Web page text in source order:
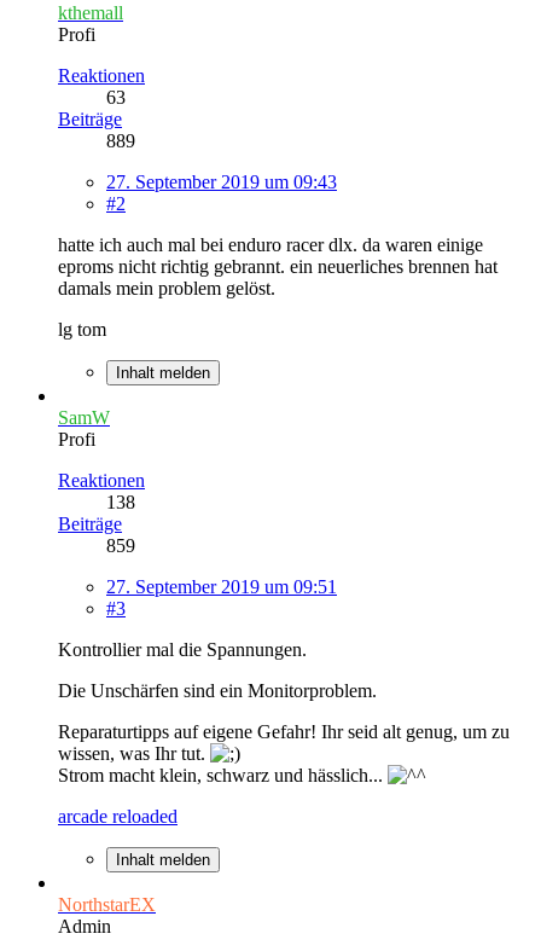
kthemall
Profi
Reaktionen
63
Beiträge
889
27. September 2019 um 09:43
#2
hatte ich auch mal bei enduro racer dlx. da waren einige
eproms nicht richtig gebrannt. ein neuerliches brennen hat
damals mein problem gelöst.
lg tom
Inhalt melden
SamW
Profi
Reaktionen
138
Beiträge
859
27. September 2019 um 09:51
#3
Kontrollier mal die Spannungen.
Die Unschärfen sind ein Monitorproblem.
Reparaturtipps auf eigene Gefahr! Ihr seid alt genug, um zu
wissen, was Ihr tut.
Strom macht klein, schwarz und hässlich...
arcade reloaded
Inhalt melden
NorthstarEX
Admin